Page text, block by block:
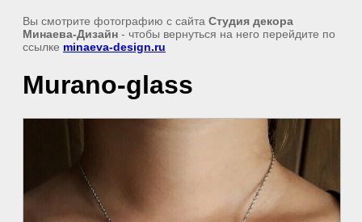
Вы смотрите фотографию с сайта Студия декора
Минаева-Дизайн - чтобы вернуться на него перейдите по
ссылке minaeva-design.ru
Murano-glass